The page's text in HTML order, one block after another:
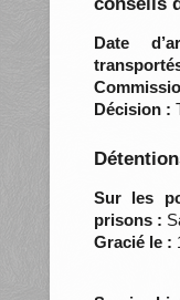
Date
Décision :
Sur les
prisons :
Gracié le :